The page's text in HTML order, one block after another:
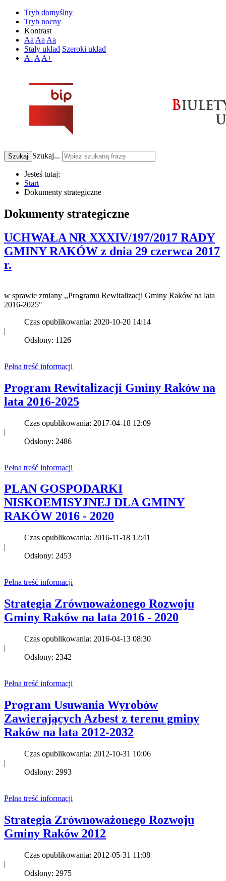
Tryb domyślny
Tryb nocny
Kontrast
Aa Aa Aa
Stały układ Szeroki układ
A- A A+
Szukaj Szukaj...
Jesteś tutaj:
Start
Dokumenty strategiczne
Dokumenty strategiczne
UCHWAŁA NR XXXIV/197/2017 RADY
GMINY RAKÓW z dnia 29 czerwca 2017
r.
w sprawie zmiany ,,Programu Rewitalizacji Gminy Raków na lata
2016-2025"
Czas opublikowania: 2020-10-20 14:14
|
Odsłony: 1126
Pełna treść informacji
Program Rewitalizacji Gminy Raków na
lata 2016-2025
Czas opublikowania: 2017-04-18 12:09
|
Odsłony: 2486
Pełna treść informacji
PLAN GOSPODARKI
NISKOEMISYJNEJ DLA GMINY
RAKÓW 2016 - 2020
Czas opublikowania: 2016-11-18 12:41
|
Odsłony: 2453
Pełna treść informacji
Strategia Zrównoważonego Rozwoju
Gminy Raków na lata 2016 - 2020
Czas opublikowania: 2016-04-13 08:30
|
Odsłony: 2342
Pełna treść informacji
Program Usuwania Wyrobów
Zawierających Azbest z terenu gminy
Raków na lata 2012-2032
Czas opublikowania: 2012-10-31 10:06
|
Odsłony: 2993
Pełna treść informacji
Strategia Zrównoważonego Rozwoju
Gminy Raków 2012
Czas opublikowania: 2012-05-31 11:08
|
Odsłony: 2975